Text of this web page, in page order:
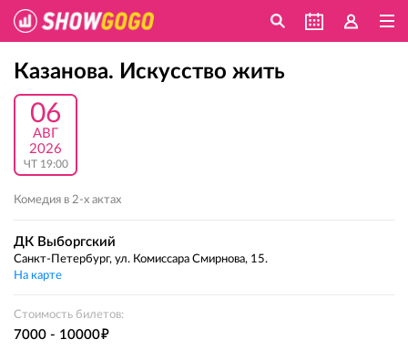
Казанова. Искусство жить
06
АВГ
2026
ЧТ 19:00
Комедия в 2-х актах
ДК Выборгский
Санкт-Петербург, ул. Комиссара Смирнова, 15.
На карте
Стоимость билетов:
7000 - 10000е